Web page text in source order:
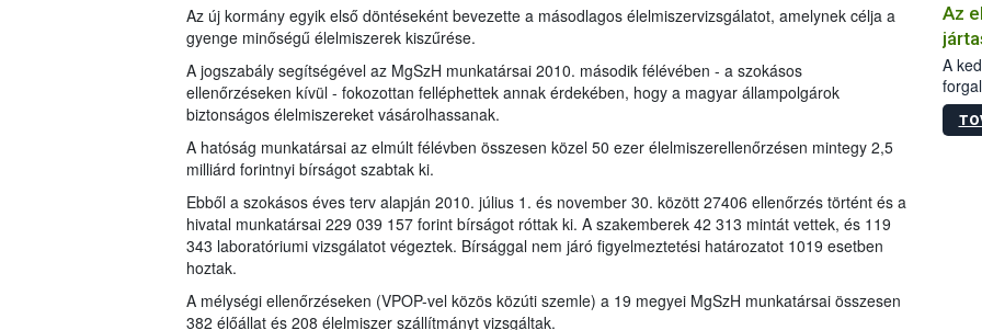
Az új kormány egyik első döntéseként bevezette a másodlagos élelmiszervizsgálatot, amelynek célja a
gyenge minőségű élelmiszerek kiszűrése.
A jogszabály segítségével az MgSzH munkatársai 2010. második félévében - a szokásos
ellenőrzéseken kívül - fokozottan felléphettek annak érdekében, hogy a magyar állampolgárok
biztonságos élelmiszereket vásárolhassanak.
A hatóság munkatársai az elmúlt félévben összesen közel 50 ezer élelmiszerellenőrzésen mintegy 2,5
milliárd forintnyi bírságot szabtak ki.
Ebből a szokásos éves terv alapján 2010. július 1. és november 30. között 27406 ellenőrzés történt és a
hivatal munkatársai 229 039 157 forint bírságot róttak ki. A szakemberek 42 313 mintát vettek, és 119
343 laboratóriumi vizsgálatot végeztek. Bírsággal nem járó figyelmeztetési határozatot 1019 esetben
hoztak.
A mélységi ellenőrzéseken (VPOP-vel közös közúti szemle) a 19 megyei MgSzH munkatársai összesen
382 élőállat és 208 élelmiszer szállítmányt vizsgáltak.
Az
A